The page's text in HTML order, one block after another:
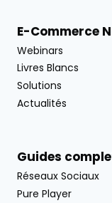
E-Commerce
Webinars
Livres Blancs
Solutions
Actualités
Guides
Réseaux Sociaux
Pure Player